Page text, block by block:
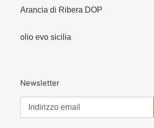
Arancia di Ribera DOP
olio evo sicilia
Newsletter